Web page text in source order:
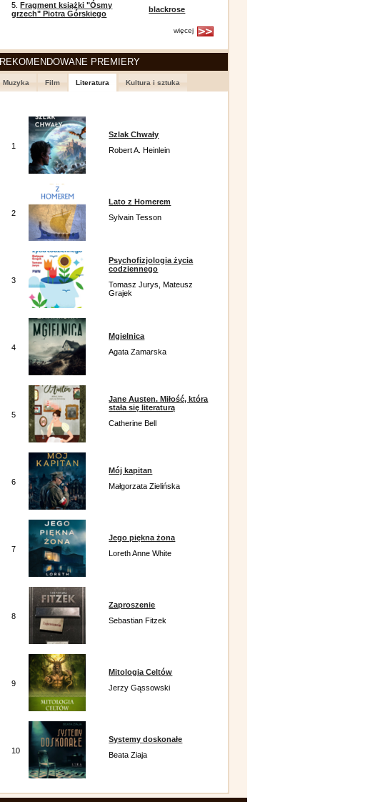
5.Fragment książki "Ósmy
grzech" Piotra Górskiego
blackrose
więcej
REKOMENDOWANE PREMIERY
Muzyka Film Literatura Kultura i sztuka
1
Szlak Chwały
Robert A. Heinlein
2
Lato z Homerem
Sylvain Tesson
3
Psychofizjologia życia
codziennego
Tomasz Jurys, Mateusz
Grajek
4
Mgielnica
Agata Zamarska
5
Jane Austen. Miłość, która
stała się literaturą
Catherine Bell
6
Mój kapitan
Małgorzata Zielińska
7
Jego piękna żona
Loreth Anne White
8
Zaproszenie
Sebastian Fitzek
9
Mitologia Celtów
Jerzy Gąssowski
10
Systemy doskonałe
Beata Ziaja